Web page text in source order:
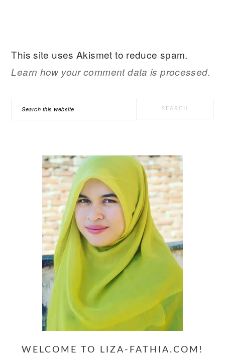
This site uses Akismet to reduce spam.
Learn how your comment data is processed.
Search
WELCOME TO LIZA-FATHIA.COM!